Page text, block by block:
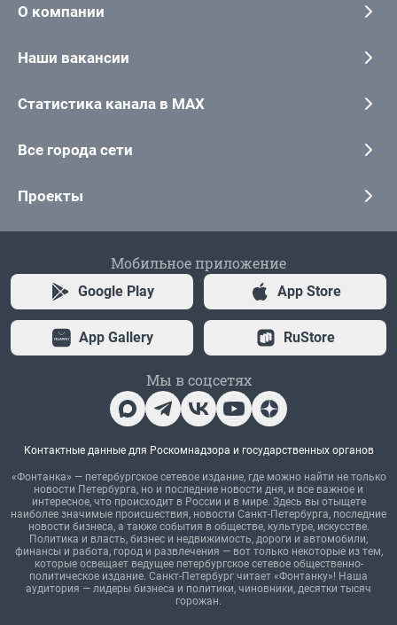
О компании
Наши вакансии
Статистика канала в MAX
Все города сети
Проекты
Мобильное приложение
Google Play App Store
App Gallery RuStore
Мы в соцсетях
Контактные данные для Роскомнадзора и государственных органов
«Фонтанка» — петербургское сетевое издание, где можно найти не только
новости Петербурга, но и последние новости дня, и все важное и
интересное, что происходит в России и в мире. Здесь вы отыщете
наиболее значимые происшествия, новости Санкт-Петербурга, последние
новости бизнеса, а также события в обществе, культуре, искусстве.
Политика и власть, бизнес и недвижимость, дороги и автомобили,
финансы и работа, город и развлечения — вот только некоторые из тем,
которые освещает ведущее петербургское сетевое общественно-
политическое издание. Санкт-Петербург читает «Фонтанку»! Наша
аудитория — лидеры бизнеса и политики, чиновники, десятки тысяч
горожан.